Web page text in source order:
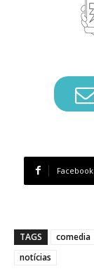
Facebook
TAGS comedia
notícias